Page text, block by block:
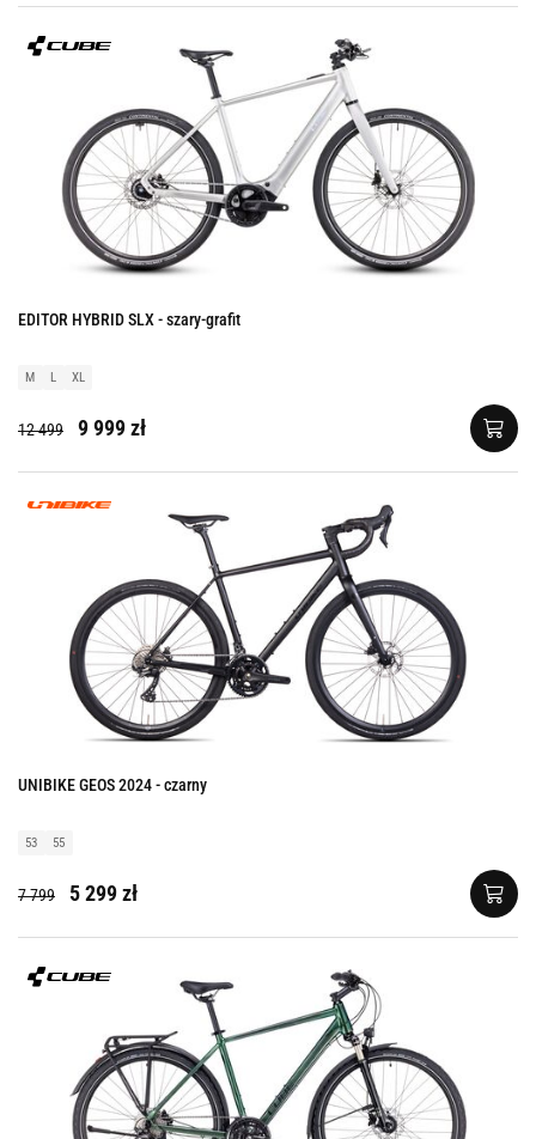
EDITOR HYBRID SLX - szary-grafit
M L XL
12 499 9 999 zł
UNIBIKE GEOS 2024 - czarny
53 55
7 799 5 299 zł